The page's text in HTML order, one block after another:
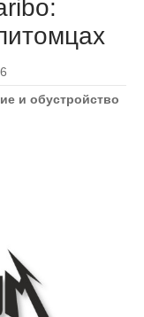
и обустройство